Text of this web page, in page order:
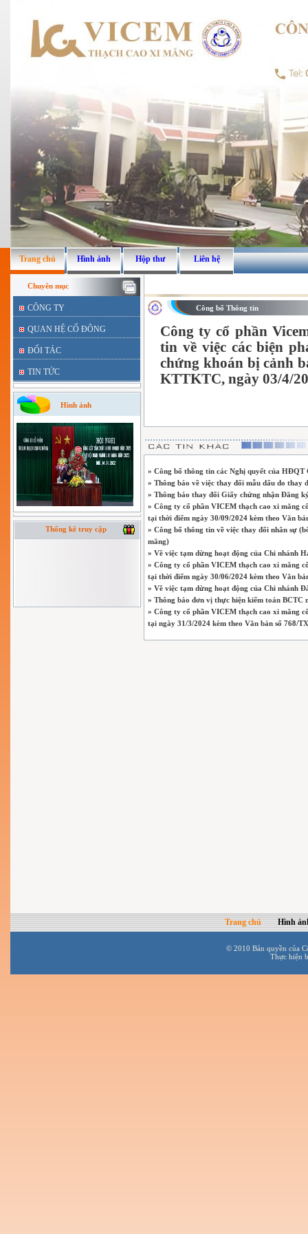
Trang chủ Hình ảnh Hộp thư Liên hệ
Chuyên mục
CÔNG TY
QUAN HỆ CỔ ĐÔNG
ĐỐI TÁC
TIN TỨC
Hình ảnh
Thống kê truy cập
Công bố Thông tin
Công ty cổ phần
tin về việc các biện
chứng khoán bị cảnh
KTTKTC, ngày 03/4/
» Công bố thông tin các Nghị quyết của
» Thông báo về việc thay đổi mẫu dấu do thay
» Thông báo thay đổi Giấy chứng nhận Đăng
» Công ty cổ phần VICEM thạch cao xi măng
tại thời điểm ngày 30/09/2024 kèm theo Văn
» Công bố thông tin về việc thay đổi nhân sự
măng)
» Về việc tạm dừng hoạt động của Chi nhánh
» Công ty cổ phần VICEM thạch cao xi măng
tại thời điểm ngày 30/06/2024 kèm theo Văn
» Về việc tạm dừng hoạt động của Chi nhánh
» Thông báo đơn vị thực hiện kiểm toán BCTC
» Công ty cổ phần VICEM thạch cao xi măng
tại ngày 31/3/2024 kèm theo Văn bản số 768/
Trang chủ Hình
© 2010 Bản quyền của
Thực hiện